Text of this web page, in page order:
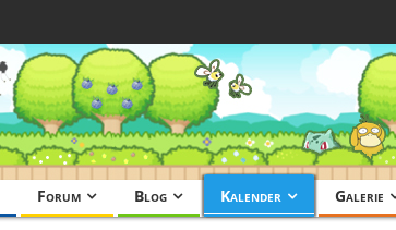
Forum Blog Kalender Galerie